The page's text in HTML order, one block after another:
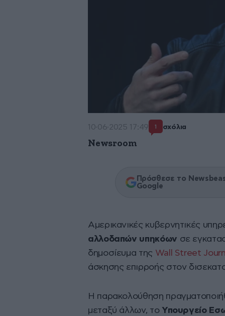
10·06·2025 17:49 1 σχόλια
Newsroom
Πρόσθεσε το
Google
Αμερικανικές κυβερνητικές
αλλοδαπών υπηκόων σε
δημοσίευμα της Wall Street
άσκησης επιρροής στον
Η παρακολούθηση
μεταξύ άλλων, το Υπουργείο